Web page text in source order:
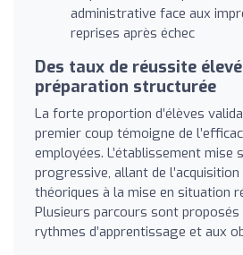
administrative face aux
reprises après échec
Des taux de réussite
préparation structurée
La forte proportion d’élèves
premier coup témoigne de
employées. L’établissement mise
progressive, allant de l’acquisition
théoriques à la mise en situation
Plusieurs parcours sont proposés
rythmes d’apprentissage et aux